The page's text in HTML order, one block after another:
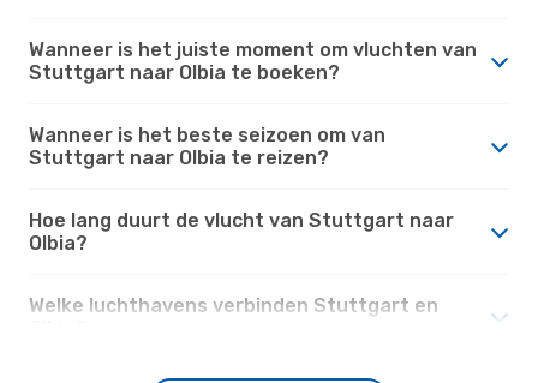
Wanneer is het juiste moment om vluchten van
Stuttgart naar Olbia te boeken?
Wanneer is het beste seizoen om van
Stuttgart naar Olbia te reizen?
Hoe lang duurt de vlucht van Stuttgart naar
Olbia?
Welke luchthavens verbinden Stuttgart en